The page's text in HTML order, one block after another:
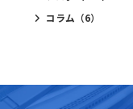
コラム （6）